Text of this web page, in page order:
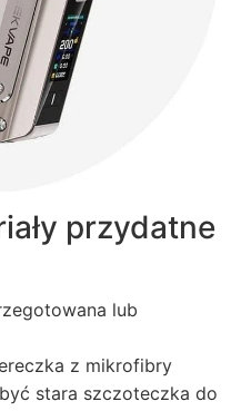
przydatne
lub
z mikrofibry
stara szczoteczka do